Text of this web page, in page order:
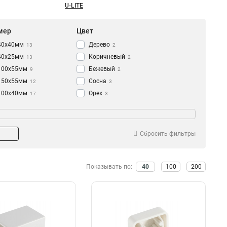
U-LITE
13
13
9
12
17
4
75х18мм
2х25мм
Цвет
Дерево 2
Коричневый 2
Бежевый 2
Сосна 3
Орех 3
Сбросить фильтры
Показывать по: 40 100 200